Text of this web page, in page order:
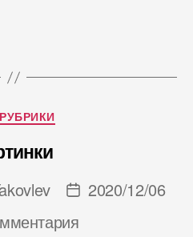
Рубрики
Дата
записи
2020/12/06
к